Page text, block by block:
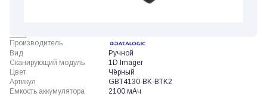
Производитель
Вид
Ручной
Сканирующий модуль
1D Imager
Цвет
Чёрный
Артикул
GBT4130-BK-BTK2
Емкость аккумулятора
2100 мАч